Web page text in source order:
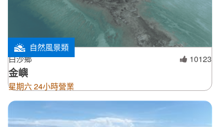
自然風景類
白沙鄉
10123
金嶼
星期六 24小時營業